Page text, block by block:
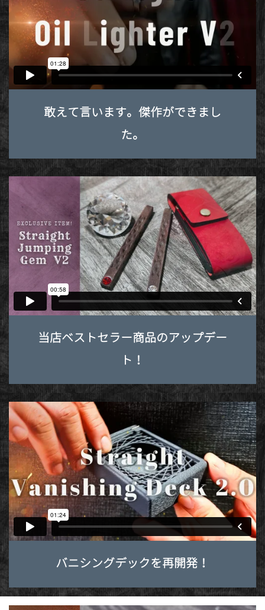
敢えて言います。傑作ができまし
た。
当店ベストセラー商品のアップデー
ト！
バニシングデックを再開発！